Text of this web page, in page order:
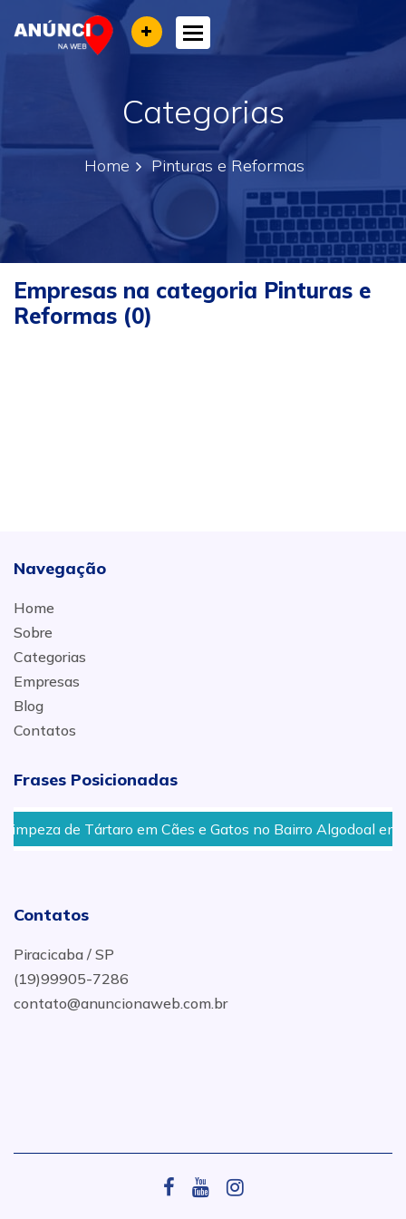
Toggle navigation
Categorias
Home Pinturas e Reformas
Empresas na categoria Pinturas e
Reformas (0)
Navegação
Home
Sobre
Categorias
Empresas
Blog
Contatos
Frases Posicionadas
de Tártaro em Cães e Gatos no Bairro Algodoal em
Contatos
Piracicaba / SP
(19)99905-7286
contato@anuncionaweb.com.br